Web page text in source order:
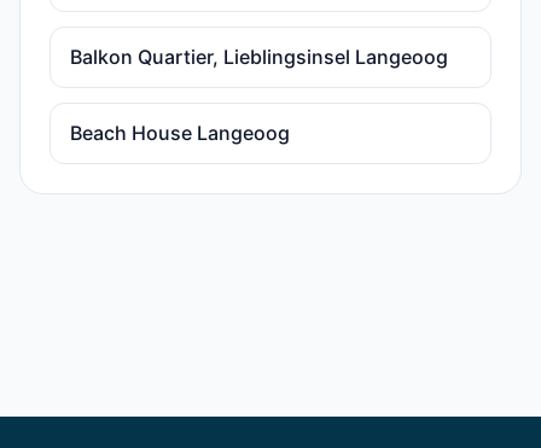
Balkon Quartier, Lieblingsinsel Langeoog
Beach House Langeoog